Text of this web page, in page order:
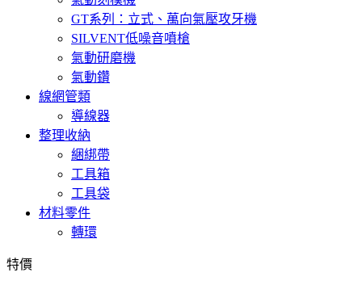
GT系列：立式、萬向氣壓攻牙機
SILVENT低噪音噴槍
氣動研磨機
氣動鑽
線網管類
導線器
整理收納
綑綁帶
工具箱
工具袋
材料零件
轉環
特價